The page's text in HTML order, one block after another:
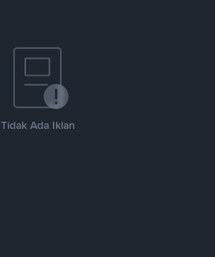
Tidak Ada Iklan